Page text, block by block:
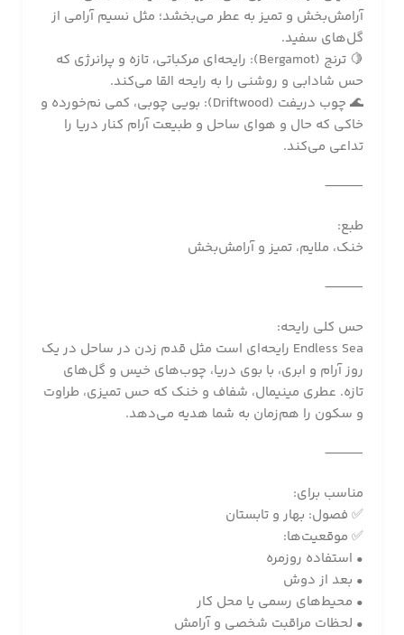
آرامش‌بخش و تمیز به عطر می‌بخشد؛ مثل نسیم آرامی از
گل‌های سفید.
🍋 ترنج (Bergamot): رایحه‌ای مرکباتی، تازه و پرانرژی که
حس شادابی و روشنی را به رایحه القا می‌کند.
🌊 چوب دریفت (Driftwood): بویی چوبی، کمی نم‌خورده و
خاکی که حال و هوای ساحل و طبیعت آرام کنار دریا را
تداعی می‌کند.
⸻
طبع:
خنک، ملایم، تمیز و آرامش‌بخش
⸻
حس کلی رایحه:
Endless Sea رایحه‌ای است مثل قدم زدن در ساحل در یک
روز آرام و ابری، با بوی دریا، چوب‌های خیس و گل‌های
تازه. عطری مینیمال، شفاف و خنک که حس تمیزی، طراوت
و سکون را هم‌زمان به شما هدیه می‌دهد.
⸻
مناسب برای:
✅ فصول: بهار و تابستان
✅ موقعیت‌ها:
• استفاده روزمره
• بعد از دوش
• محیط‌های رسمی یا محل کار
• لحظات مراقبت شخصی و آرامش